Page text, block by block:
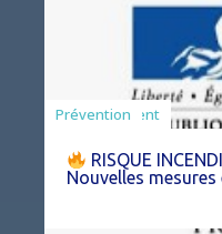
Agriculture
Arrêté
Environnement
Prévention
RISQUE
Nouvelles